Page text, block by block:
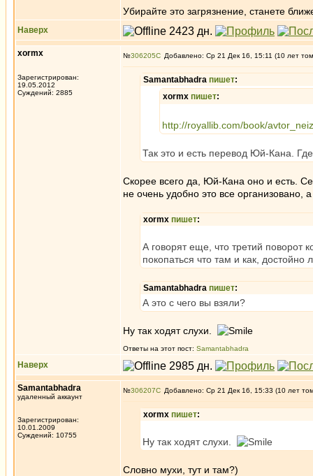
Убирайте это загрязнение, станете
Наверх
xormx
Зарегистрирован:
19.05.2012
Суждений: 2885
№306205 Добавлено: Ср 21 Дек 16, 15:11 (10 лет
Samantabhadra пишет:
xormx пишет:
http://royallib.com/book/
Так это и есть перевод Юй-Кана.
Скорее всего да, Юй-Кана оно и есть.
не очень удобно это все
xormx пишет:
А говорят еще, что третий
покопаться что там и как,
Samantabhadra пишет:
А это с чего вы взяли?
Ну так ходят слухи.
Ответы на этот пост: Samantabhadra
Наверх
Samantabhadra
удаленный аккаунт
Зарегистрирован:
10.01.2009
Суждений: 10755
№306207 Добавлено: Ср 21 Дек 16, 15:33 (10 лет
xormx пишет:
Ну так ходят слухи.
Словно мухи, тут и там?)